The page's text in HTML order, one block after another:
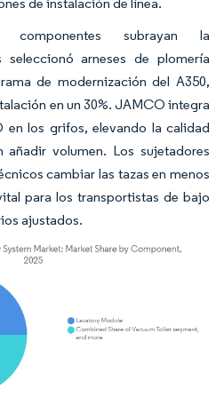
subrayan la
seleccionó arneses de plomería
de modernización del A350,
en un 30%. JAMCO integra
en los grifos, elevando la calidad
volumen. Los sujetadores
cambiar las tazas en menos
para los transportistas de bajo
ajustados.